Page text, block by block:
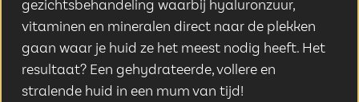
gezichtsbehandeling waarbij hyaluronzuur,
vitaminen en mineralen direct naar de plekken
gaan waar je huid ze het meest nodig heeft. Het
resultaat? Een gehydrateerde, vollere en
stralende huid in een mum van tijd!